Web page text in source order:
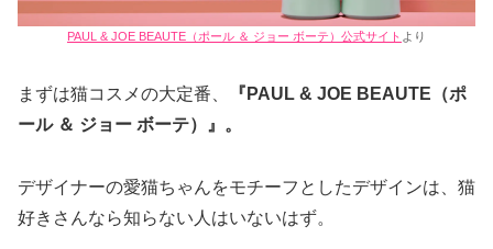
PAUL & JOE BEAUTE（ポール ＆ ジョー ボーテ）公式サイト より
まずは猫コスメの大定番、
『PAUL & JOE BEAUTE（ポ
ール ＆ ジョー ボーテ）』。
デザイナーの愛猫ちゃんをモチーフとしたデザインは、猫
好きさんなら知らない人はいないはず。